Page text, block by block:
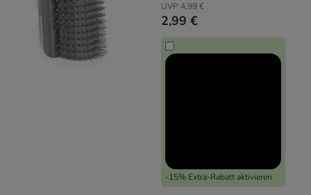
UVP 4,99 €
2,99 €
-15% Extra-Rabatt aktivieren